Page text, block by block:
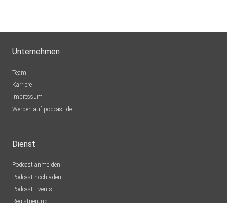
Unternehmen
Team
Karriere
Impressum
Werben auf podcast.de
Dienst
Podcast anmelden
Podcast hochladen
Podcast-Events
Registrierung